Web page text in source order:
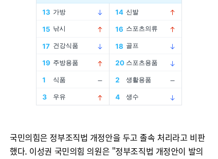
국민의힘은 정부조직법 개정안을 두고 졸속 처리라고 비판
했다. 이성권 국민의힘 의원은 "정부조직법 개정안이 발의